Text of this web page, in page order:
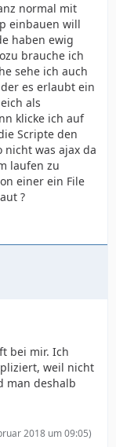
normal mit
einbauen will
haben ewig
brauche ich
sehe ich auch
es erlaubt ein
als
klicke ich auf
Scripte den
nicht was ajax da
laufen zu
einer ein File
?
bei mir. Ich
weil nicht
man deshalb
2018 um 09:05)